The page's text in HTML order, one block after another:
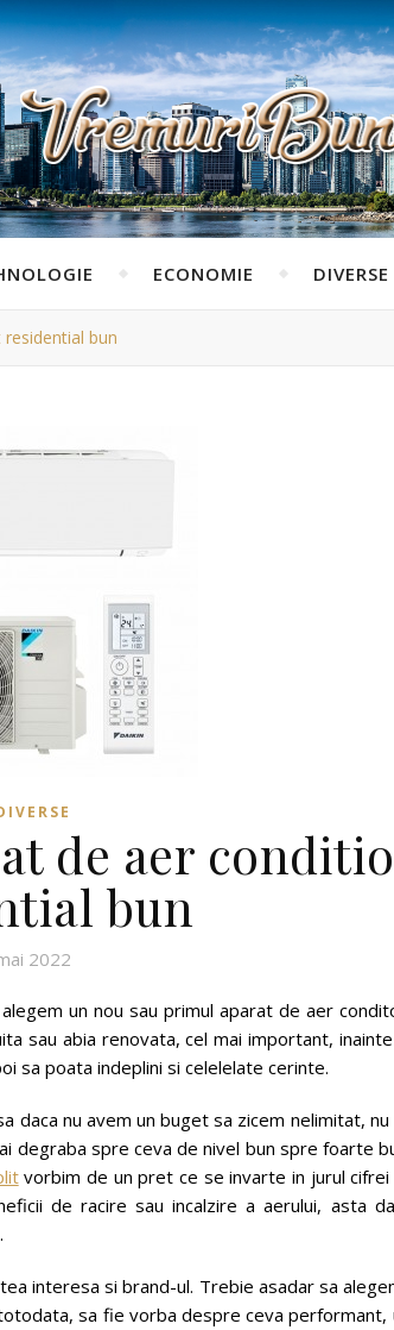
ECONOMIE DIVERSE
bun
de aer
bun
2022
un nou sau primul aparat de aer
sau abia renovata, cel mai important,
sa poata indeplini si celelelate cerinte.
daca nu avem un buget sa zicem nelimitat,
degraba spre ceva de nivel bun spre foarte
vorbim de un pret ce se invarte in jurul cifrei
de racire sau incalzire a aerului, asta
interesa si brand-ul. Trebie asadar sa
sa fie vorba despre ceva